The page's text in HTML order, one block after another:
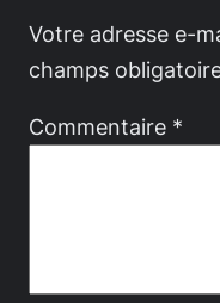
Votre adresse e-
champs
Commentaire *